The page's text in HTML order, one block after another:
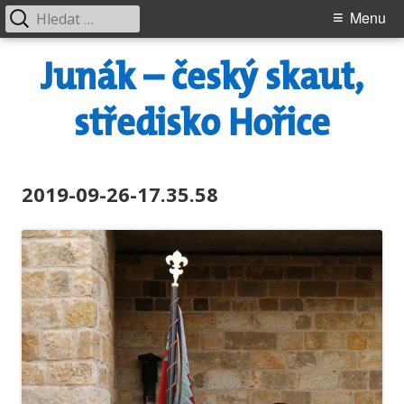
Junák – český skaut,
středisko Hořice
Primary
Menu
Menu
Vyhledávání
2019-09-26-17.35.58